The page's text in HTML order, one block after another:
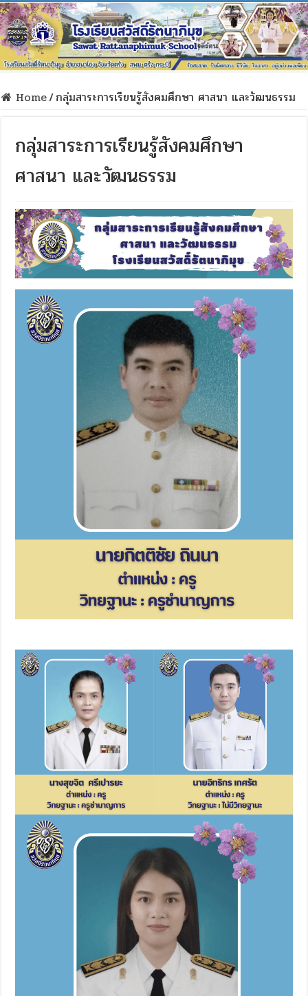
Home/กลุ่มสาระการเรียนรู้สังคมศึกษา ศาสนา และวัฒนธรรม
กลุ่มสาระการเรียนรู้สังคมศึกษา
ศาสนา และวัฒนธรรม